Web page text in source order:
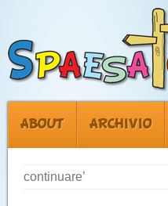
ABOUT ARCHIVIO
continuare’